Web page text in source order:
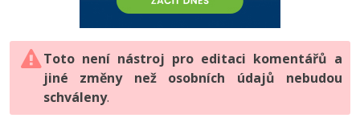
HTML5, CSS3, Bootstrap, SEO
SQL a databáze
Testování a verzování
PHP
JavaScript
Python
Vývojář mobilních aplikací
C# Game developer
-80%
JavaScript -80%
PHP -80%
Digitální gramotnost
Marketing
WordPress
-80%
Adobe Illustrator -80%
Adobe Lightroom
Toto není nástroj pro editaci komentářů a
jiné změny než osobních údajů nebudou
schváleny.